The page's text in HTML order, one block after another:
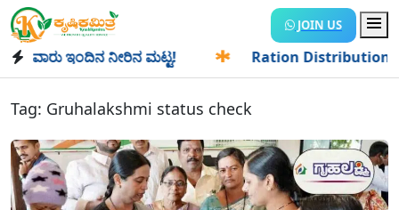
JOIN US
ಇಂದಿನ ನೀರಿನ ಮಟ್ಟ! ✱ Ration Distribution-
Tag: Gruhalakshmi status check